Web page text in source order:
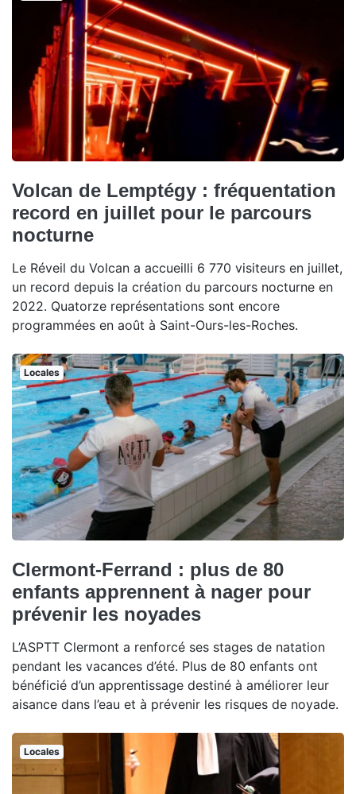
Volcan de Lemptégy : fréquentation
record en juillet pour le parcours
nocturne
Le Réveil du Volcan a accueilli 6 770 visiteurs en juillet,
un record depuis la création du parcours nocturne en
2022. Quatorze représentations sont encore
programmées en août à Saint-Ours-les-Roches.
Locales
Clermont-Ferrand : plus de 80
enfants apprennent à nager pour
prévenir les noyades
L’ASPTT Clermont a renforcé ses stages de natation
pendant les vacances d’été. Plus de 80 enfants ont
bénéficié d’un apprentissage destiné à améliorer leur
aisance dans l’eau et à prévenir les risques de noyade.
Locales